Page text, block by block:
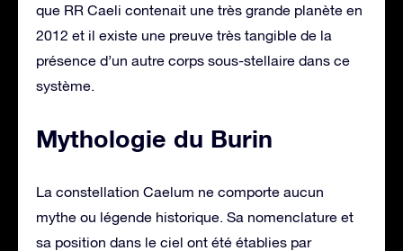
que RR Caeli contenait une très grande planète en
2012 et il existe une preuve très tangible de la
présence d’un autre corps sous-stellaire dans ce
système.
Mythologie du Burin
La constellation Caelum ne comporte aucun
mythe ou légende historique. Sa nomenclature et
sa position dans le ciel ont été établies par